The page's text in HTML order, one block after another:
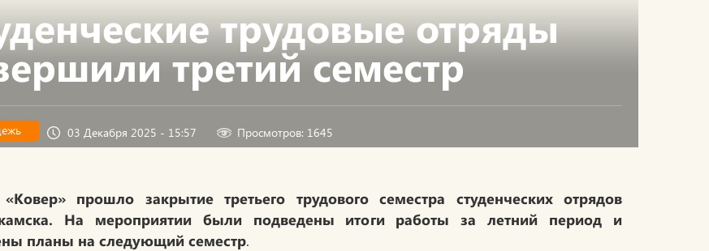
трудовые отряды
третий семестр
03 Декабря 2025 - 15:57 Просмотров: 1645
прошло закрытие третьего трудового семестра студенческих отрядов
На мероприятии были подведены итоги работы за летний период и
планы на следующий семестр.